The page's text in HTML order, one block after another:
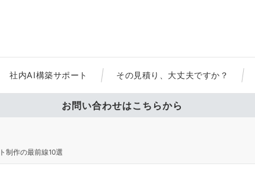
社内AI構築サポート その見積り、大丈夫ですか？
お問い合わせはこちらから
制作の最前線10選